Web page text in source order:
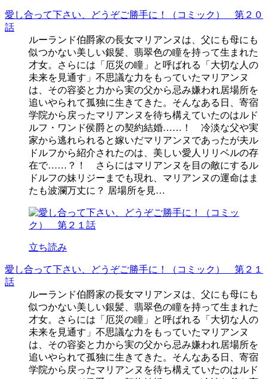
愛し合って下さい、どうぞご勝手に！（コミック） 第２０
話
ルーランド伯爵家の長女マリアンヌは、父にも母にも
似つかない美しい銀髪、翡翠色の瞳を持って生まれた
才女。さらには「厄災の瞳」と呼ばれる「大切な人の
未来を見通す」不思議な力をもっていたマリアンヌ
は、その容姿と力から実の父から忌み嫌われ居場所を
追いやられて孤独に生きてきた。そんなある日、寄宿
学院から戻ったマリアンヌを待ち構えていたのはルド
ルフ・ワンド侯爵との契約結婚……！ 冷淡な父や実
家から逃れられると嫁いだマリアンヌであったが夫ル
ドルフから紹介されたのは、美しい愛人リリベルの存
在で……？！ さらにはマリアンヌを目の敵にするル
ドルフの妹リジーまでも現れ、マリアンヌの運命はま
たも波瀾万丈に？ 居場所を見…
立ち読み
愛し合って下さい、どうぞご勝手に！（コミック） 第２１
話
ルーランド伯爵家の長女マリアンヌは、父にも母にも
似つかない美しい銀髪、翡翠色の瞳を持って生まれた
才女。さらには「厄災の瞳」と呼ばれる「大切な人の
未来を見通す」不思議な力をもっていたマリアンヌ
は、その容姿と力から実の父から忌み嫌われ居場所を
追いやられて孤独に生きてきた。そんなある日、寄宿
学院から戻ったマリアンヌを待ち構えていたのはルド